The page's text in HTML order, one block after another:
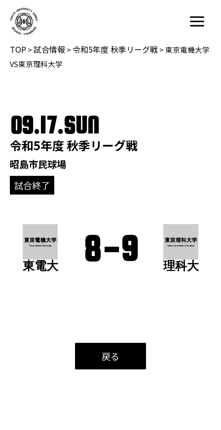
Main
Menu
TOP>試合情報 >令和5年度 秋季リーグ戦> 東京電機大学
VS東京理科大学
09.17.SUN
令和5年度 秋季リーグ戦
昭島市民球場
試合終了
東電大 8-9 理科大
戻る